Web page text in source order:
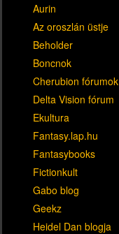
Aurin
Az oroszlán üstje
Beholder
Boncnok
Cherubion fórumok
Delta Vision fórum
Ekultura
Fantasy.lap.hu
Fantasybooks
Fictionkult
Gabo blog
Geekz
Heidel Dan blogja